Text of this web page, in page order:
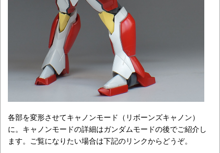
各部を変形させてキャノンモード（リボーンズキャノン）
に。キャノンモードの詳細はガンダムモードの後でご紹介し
ます。ご覧になりたい場合は下記のリンクからどうぞ。